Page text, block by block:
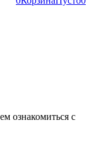
ознакомиться с